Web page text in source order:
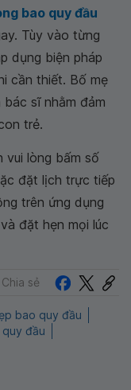
bao quy đầu
Tùy vào từng
dụng biện pháp
cần thiết. Bố mẹ
sĩ nhằm đảm
trẻ.
vui lòng bấm số
đặt lịch trực tiếp
trên ứng dụng
đặt hẹn mọi lúc
Chia sẻ
bao quy đầu
quy đầu